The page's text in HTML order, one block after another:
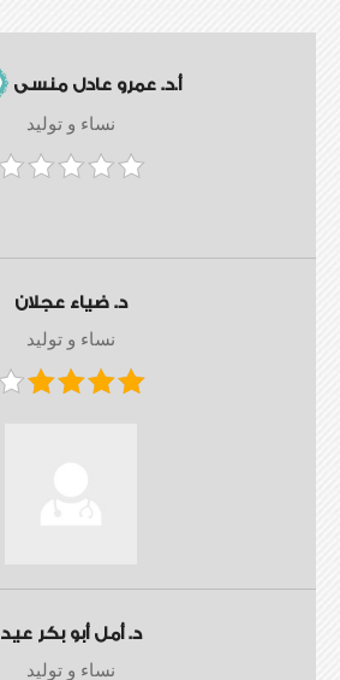
أ.د. عمرو عادل منسى
نساء و توليد
د. ضياء عجلان
نساء و توليد
د. أمل أبو بكر عيد
نساء و توليد